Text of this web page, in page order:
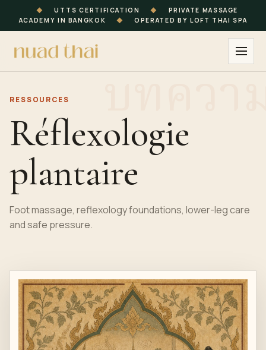
◆ UTTS CERTIFICATION ◆
PRIVATE MASSAGE
ACADEMY IN BANGKOK
◆ OPERATED BY LOFT THAI SPA
RESSOURCES
Réflexologie
plantaire
Foot massage, reflexology foundations, lower-leg care
and safe pressure.